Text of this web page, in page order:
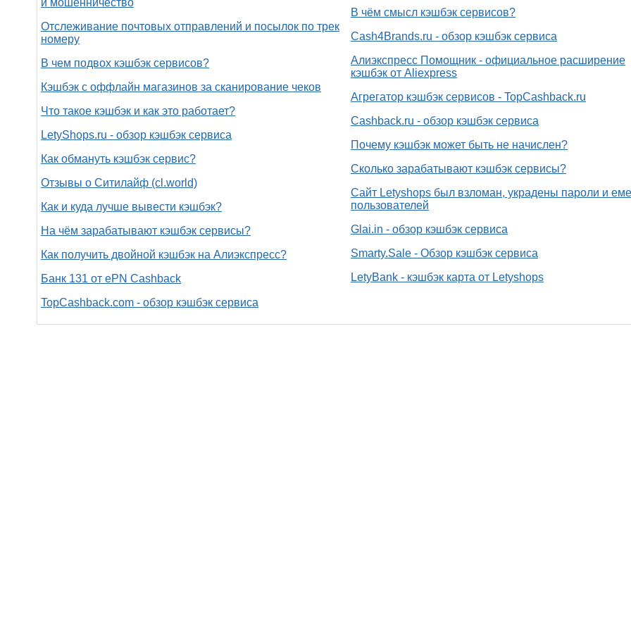
и мошенничество
Отслеживание почтовых отправлений и посылок по трек
номеру
В чем подвох кэшбэк сервисов?
Кэшбэк с оффлайн магазинов за сканирование чеков
Что такое кэшбэк и как это работает?
LetyShops.ru - обзор кэшбэк сервиса
Как обмануть кэшбэк сервис?
Отзывы о Ситилайф (cl.world)
Как и куда лучше вывести кэшбэк?
На чём зарабатывают кэшбэк сервисы?
Как получить двойной кэшбэк на Алиэкспресс?
Банк 131 от ePN Cashback
TopCashback.com - обзор кэшбэк сервиса
В чём смысл кэшбэк сервисов?
Cash4Brands.ru - обзор кэшбэк сервиса
Алиэкспресс Помощник - официальное расширение
кэшбэк от Aliexpress
Агрегатор кэшбэк сервисов - TopCashback.ru
Cashback.ru - обзор кэшбэк сервиса
Почему кэшбэк может быть не начислен?
Сколько зарабатывают кэшбэк сервисы?
Сайт Letyshops был взломан, украдены пароли и
пользователей
Glai.in - обзор кэшбэк сервиса
Smarty.Sale - Обзор кэшбэк сервиса
LetyBank - кэшбэк карта от Letyshops